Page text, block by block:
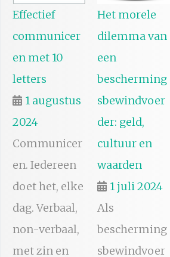
Effectief
communicer
en met 10
letters
1 augustus
2024
Communicer
en. Iedereen
doet het, elke
dag. Verbaal,
non-verbaal,
met zin en
Het morele
dilemma van
een
bescherming
sbewindvoer
der: geld,
cultuur en
waarden
1 juli 2024
Als
bescherming
sbewindvoer